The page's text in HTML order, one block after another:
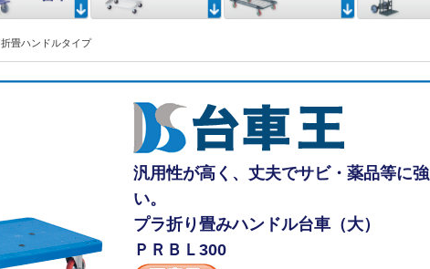
折畳ハンドルタイプ
汎用性が高く、丈夫でサビ・薬品等に強
い。
プラ折り畳みハンドル台車（大）
ＰＲＢＬ300